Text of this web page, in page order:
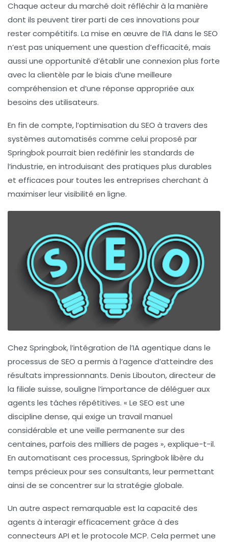
Chaque acteur du marché doit réfléchir à la manière
dont ils peuvent tirer parti de ces innovations pour
rester compétitifs. La mise en œuvre de l’IA dans le SEO
n’est pas uniquement une question d’efficacité, mais
aussi une opportunité d’établir une connexion plus forte
avec la clientèle par le biais d’une meilleure
compréhension et d’une réponse appropriée aux
besoins des utilisateurs.
En fin de compte, l’optimisation du SEO à travers des
systèmes automatisés comme celui proposé par
Springbok pourrait bien redéfinir les standards de
l’industrie, en introduisant des pratiques plus durables
et efficaces pour toutes les entreprises cherchant à
maximiser leur visibilité en ligne.
Chez Springbok, l’intégration de l’IA agentique dans le
processus de SEO a permis à l’agence d’atteindre des
résultats impressionnants. Denis Libouton, directeur de
la filiale suisse, souligne l’importance de déléguer aux
agents les tâches répétitives. « Le SEO est une
discipline dense, qui exige un travail manuel
considérable et une veille permanente sur des
centaines, parfois des milliers de pages », explique-t-il.
En automatisant ces processus, Springbok libère du
temps précieux pour ses consultants, leur permettant
ainsi de se concentrer sur la stratégie globale.
Un autre aspect remarquable est la capacité des
agents à interagir efficacement grâce à des
connecteurs API et le protocole MCP. Cela permet une